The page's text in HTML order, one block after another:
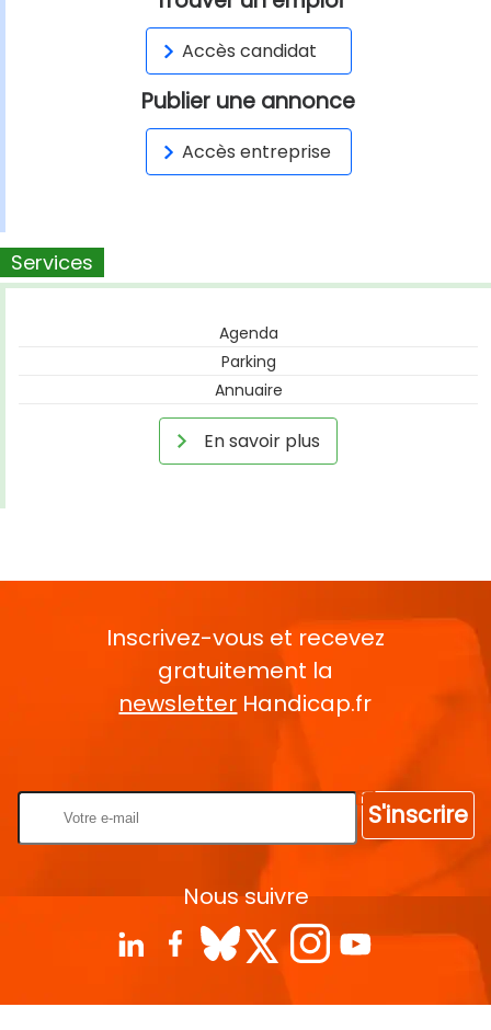
Accès candidat
Publier une annonce
Accès entreprise
Services
Agenda
Parking
Annuaire
En savoir plus
Inscrivez-vous et recevez
gratuitement la
newsletter Handicap.fr
S'inscrire
Nous suivre